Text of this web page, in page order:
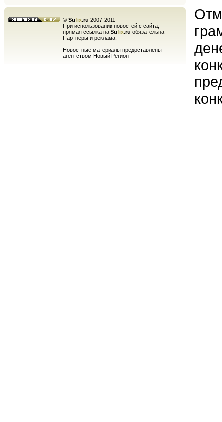
© Sufix.ru 2007-2011
При использовании новостей с сайта,
прямая ссылка на Sufix.ru обязательна
Партнеры и реклама:
Новостные материалы предоставлены
агентством Новый Регион